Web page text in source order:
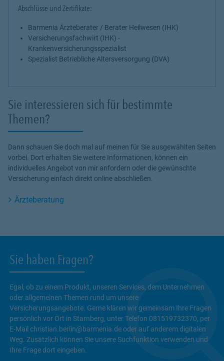
Abschlüsse und Zertifikate:
Barmenia Ärzteberater / Berater Heilwesen (IHK)
Versicherungsfachwirt (IHK) -
Krankenversicherungsspezialist
Spezialist Betriebliche Altersversorgung (DVA)
Sie interessieren sich für bestimmte
Themen?
Dann schauen Sie doch mal auf meinen für Sie ausgewählten Seiten
vorbei. Dort erhalten Sie weitere Informationen, können ein
individuelles Angebot von mir anfordern oder die gewünschte
Versicherung einfach direkt online abschließen.
Ärzteberatung
Sie haben Fragen?
Egal, ob zu einem Produkt, unseren Services, dem Unternehmen
oder allgemeinen Themen rund um unsere
Versicherungsangebote. Gerne klären wir gemeinsam Ihre Fragen
persönlich vor Ort in Starnberg, unter Telefon 081519732370, per
E-Mail christian.berlin@barmenia.de oder auf anderem digitalen
Weg. Zusätzlich können Sie unsere Suchfunktion verwenden und
Ihre Frage dort eingeben.